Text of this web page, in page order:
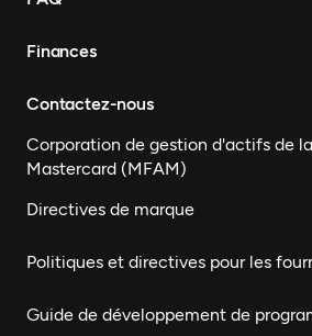
Finances
Contactez-nous
Corporation de gestion d'actifs de
Mastercard (MFAM)
Directives de marque
Politiques et directives pour les
Guide de développement de